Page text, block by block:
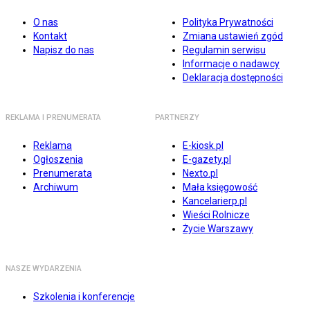
O nas
Kontakt
Napisz do nas
Polityka Prywatności
Zmiana ustawień zgód
Regulamin serwisu
Informacje o nadawcy
Deklaracja dostępności
REKLAMA I PRENUMERATA
Reklama
Ogłoszenia
Prenumerata
Archiwum
PARTNERZY
E-kiosk.pl
E-gazety.pl
Nexto.pl
Mała księgowość
Kancelarierp.pl
Wieści Rolnicze
Życie Warszawy
NASZE WYDARZENIA
Szkolenia i konferencje